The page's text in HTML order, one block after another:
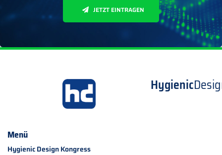
JETZT EINTRAGEN
Hygienic
Menü
Hygienic Design Kongress